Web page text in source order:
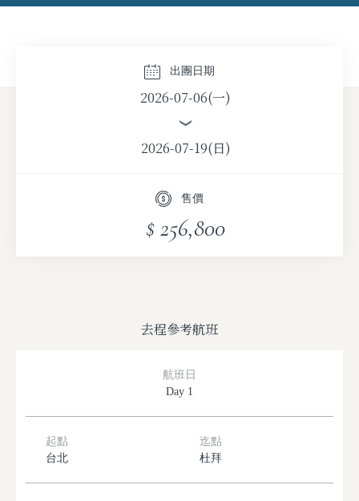
出團日期
2026-07-06(一)
2026-07-19(日)
售價
$ 256,800
去程參考航班
航班日
Day 1
起點
台北
迄點
杜拜